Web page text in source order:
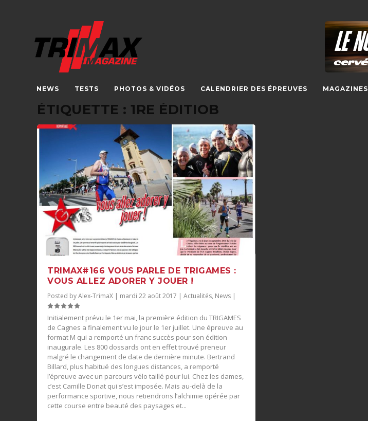
NEWS TESTS PHOTOS & VIDÉOS CALENDRIER DES ÉPREUVES MAGAZINES
ÉTIQUETTE : 1RE ÉDITIOB
TRIMAX#166 VOUS PARLE DE TRIGAMES :
VOUS ALLEZ ADORER Y JOUER !
Posted byAlex-TrimaX | mardi 22 août 2017 |Actualités, News |
Initialement prévu le 1er mai, la première édition du TRIGAMES
de Cagnes a finalement vu le jour le 1er juillet. Une épreuve au
format M qui a remporté un franc succès pour son édition
inaugurale. Les 800 dossards ont en effet trouvé preneur
malgré le changement de date de dernière minute. Bertrand
Billard, plus habitué des longues distances, a remporté
l’épreuve avec un parcours vélo taillé pour lui. Chez les dames,
c’est Camille Donat qui s’est imposée. Mais au-delà de la
performance sportive, nous retiendrons l’alchimie opérée par
cette course entre beauté des paysages et...